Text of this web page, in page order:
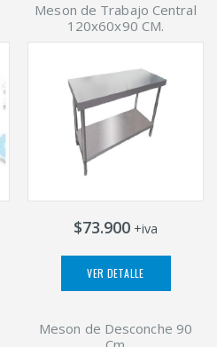
Meson de Trabajo Central
120x60x90 CM.
$73.900 +iva
VER DETALLE
Meson de Desconche 90